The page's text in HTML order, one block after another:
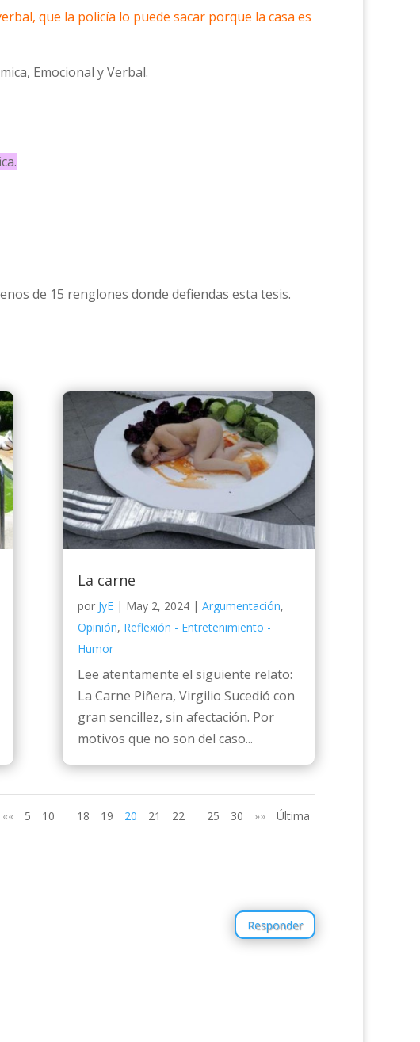
que la policía lo puede sacar porque la casa es
Emocional y Verbal.
de 15 renglones donde defiendas esta tesis.
La carne
por JyE| May 2, 2024| Argumentación,
Opinión, Reflexión - Entretenimiento -
Humor
Lee atentamente el siguiente relato:
La Carne Piñera, Virgilio Sucedió con
gran sencillez, sin afectación. Por
motivos que no son del caso...
«« 5 10 18 19 20 21 22 25 30 »» Última
Responder